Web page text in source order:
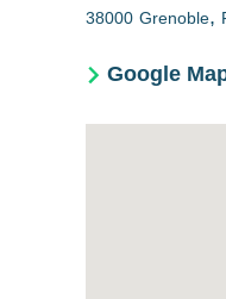
38000 Grenoble,
Google